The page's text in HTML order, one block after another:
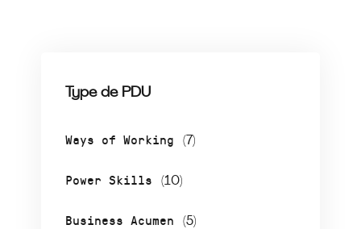
Type de PDU
Ways of Working (7)
Power Skills (10)
Business Acumen (5)